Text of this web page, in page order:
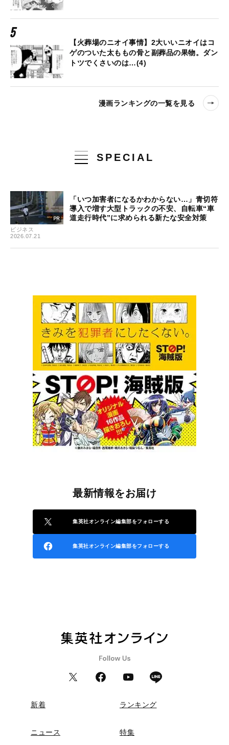
【火葬場のニオイ事情】2大いいニオイはコ
ゲのついた太ももの骨と副葬品の果物。ダン
トツでくさいのは…(4)
漫画ランキングの一覧を見る
SPECIAL
ビジネス
2026.07.21
「いつ加害者になるかわからない…」青切符
導入で増す大型トラックの不安、自転車“車
道走行時代”に求められる新たな安全対策
最新情報をお届け
集英社オンライン編集部をフォローする
集英社オンライン編集部をフォローする
新着 ランキング
ニュース 特集